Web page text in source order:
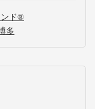
ド®
多